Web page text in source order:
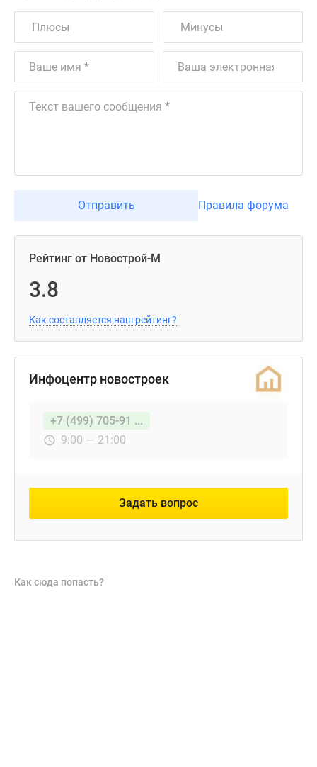
Отправить Правила форума
Рейтинг от Новострой-М
3.8
Как составляется наш рейтинг?
Инфоцентр новостроек
+7 (499) 705-91 ...
9:00 — 21:00
Задать вопрос
Как сюда попасть?